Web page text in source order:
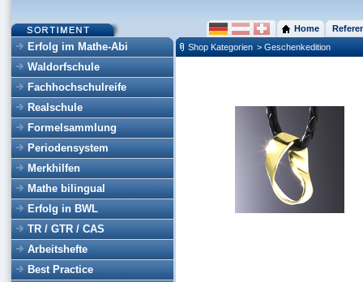
Erfolg im Mathe-Abi
Waldorfschule
Fachhochschulreife
Realschule
Formelsammlung
Periodensystem
Merkhilfen
Mathe bilingual
Erfolg in BWL
TR / GTR / CAS
Arbeitshefte
Best Practice
Home
Shop Kategorien > Geschenkedition